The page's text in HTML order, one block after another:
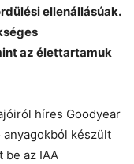
ellenállásúak.
az élettartamuk
híres Goodyear
készült
be az IAA